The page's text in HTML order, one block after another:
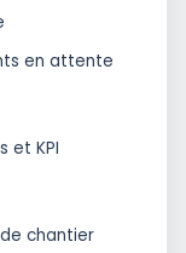
en attente
et KPI
chantier